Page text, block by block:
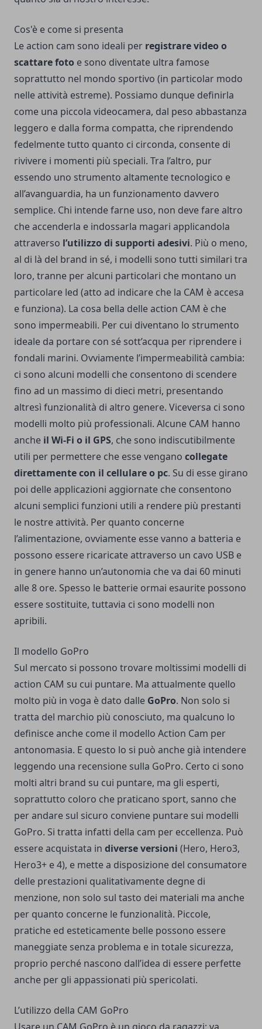
Cos'è e come si presenta
Le action cam sono ideali per registrare video o
scattare foto e sono diventate ultra famose
soprattutto nel mondo sportivo (in particolar modo
nelle attività estreme). Possiamo dunque definirla
come una piccola videocamera, dal peso abbastanza
leggero e dalla forma compatta, che riprendendo
fedelmente tutto quanto ci circonda, consente di
rivivere i momenti più speciali. Tra l’altro, pur
essendo uno strumento altamente tecnologico e
all’avanguardia, ha un funzionamento davvero
semplice. Chi intende farne uso, non deve fare altro
che accenderla e indossarla magari applicandola
attraverso l’utilizzo di supporti adesivi. Più o meno,
al di là del brand in sé, i modelli sono tutti similari tra
loro, tranne per alcuni particolari che montano un
particolare led (atto ad indicare che la CAM è accesa
e funziona). La cosa bella delle action CAM è che
sono impermeabili. Per cui diventano lo strumento
ideale da portare con sé sott’acqua per riprendere i
fondali marini. Ovviamente l’impermeabilità cambia:
ci sono alcuni modelli che consentono di scendere
fino ad un massimo di dieci metri, presentando
altresì funzionalità di altro genere. Viceversa ci sono
modelli molto più professionali. Alcune CAM hanno
anche il Wi-Fi o il GPS, che sono indiscutibilmente
utili per permettere che esse vengano collegate
direttamente con il cellulare o pc. Su di esse girano
poi delle applicazioni aggiornate che consentono
alcuni semplici funzioni utili a rendere più prestanti
le nostre attività. Per quanto concerne
l’alimentazione, ovviamente esse vanno a batteria e
possono essere ricaricate attraverso un cavo USB e
in genere hanno un’autonomia che va dai 60 minuti
alle 8 ore. Spesso le batterie ormai esaurite possono
essere sostituite, tuttavia ci sono modelli non
apribili.
Il modello GoPro
Sul mercato si possono trovare moltissimi modelli di
action CAM su cui puntare. Ma attualmente quello
molto più in voga è dato dalle GoPro. Non solo si
tratta del marchio più conosciuto, ma qualcuno lo
definisce anche come il modello Action Cam per
antonomasia. E questo lo si può anche già intendere
leggendo una recensione sulla GoPro. Certo ci sono
molti altri brand su cui puntare, ma gli esperti,
soprattutto coloro che praticano sport, sanno che
per andare sul sicuro conviene puntare sui modelli
GoPro. Si tratta infatti della cam per eccellenza. Può
essere acquistata in diverse versioni (Hero, Hero3,
Hero3+ e 4), e mette a disposizione del consumatore
delle prestazioni qualitativamente degne di
menzione, non solo sul tasto dei materiali ma anche
per quanto concerne le funzionalità. Piccole,
pratiche ed esteticamente belle possono essere
maneggiate senza problema e in totale sicurezza,
proprio perché nascono dall’idea di essere perfette
anche per gli appassionati più spericolati.
L’utilizzo della CAM GoPro